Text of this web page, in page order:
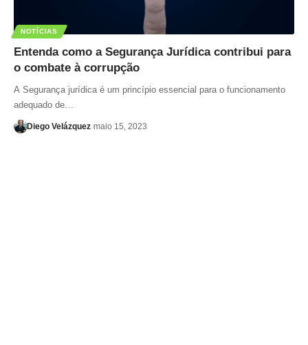
NOTÍCIAS
Entenda como a Segurança Jurídica contribui para
o combate à corrupção
A Segurança jurídica é um princípio essencial para o funcionamento
adequado de…
Diego Velázquez maio 15, 2023